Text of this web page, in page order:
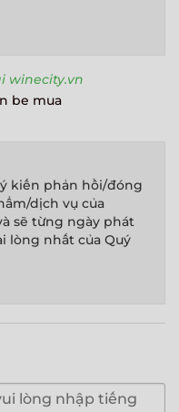
winecity.vn
be mua
kiến phản hồi/đóng
dịch vụ của
sẽ từng ngày phát
lòng nhất của Quý